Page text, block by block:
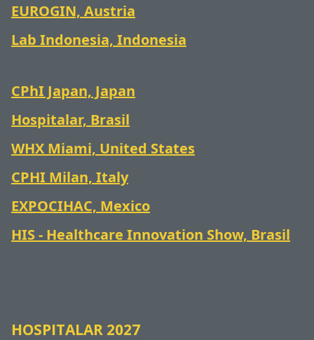
EUROGIN, Austria
Lab Indonesia, Indonesia
CPhI Japan, Japan
Hospitalar, Brasil
WHX Miami, United States
CPHI Milan, Italy
EXPOCIHAC, Mexico
HIS - Healthcare Innovation Show, Brasil
HOSPITALAR 2027